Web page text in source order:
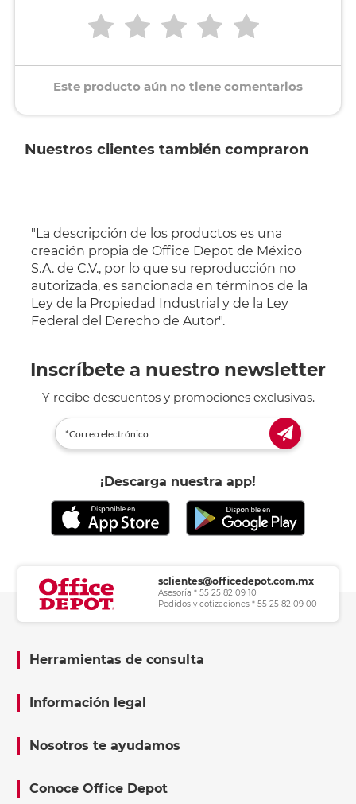
Este producto aún no tiene comentarios
Nuestros clientes también compraron
"La descripción de los productos es una
creación propia de Office Depot de México
S.A. de C.V., por lo que su reproducción no
autorizada, es sancionada en términos de la
Ley de la Propiedad Industrial y de la Ley
Federal del Derecho de Autor".
Inscríbete a nuestro newsletter
Y recibe descuentos y promociones exclusivas.
¡Descarga nuestra app!
sclientes@officedepot.com.mx
Asesoría * 55 25 82 09 10
Pedidos y cotizaciones * 55 25 82 09 00
Herramientas de consulta
Información legal
Nosotros te ayudamos
Conoce Office Depot